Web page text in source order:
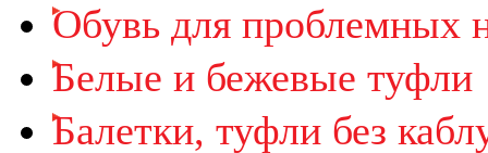
Обувь для проблемных
Белые и бежевые туфли
Балетки, туфли без